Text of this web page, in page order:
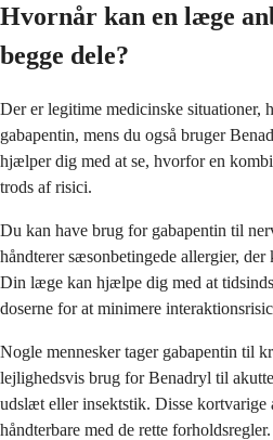
Hvornår kan en læge
begge dele?
Der er legitime medicinske situationer,
gabapentin, mens du også bruger
hjælper dig med at se, hvorfor en
trods af risici.
Du kan have brug for gabapentin til
håndterer sæsonbetingede allergier,
Din læge kan hjælpe dig med at
doserne for at minimere
Nogle mennesker tager gabapentin til
lejlighedsvis brug for Benadryl til
udslæt eller insektstik. Disse kortvarige
håndterbare med de rette forholdsregler.